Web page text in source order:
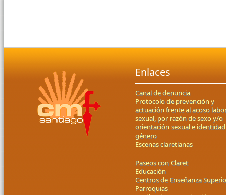
Enlaces
Canal de denuncia
Protocolo de prevención y
actuación frente al acoso
sexual, por razón de sexo y/o
orientación sexual e
género
Escenas claretianas
Paseos con Claret
Educación
Centros de Enseñanza
Parroquias